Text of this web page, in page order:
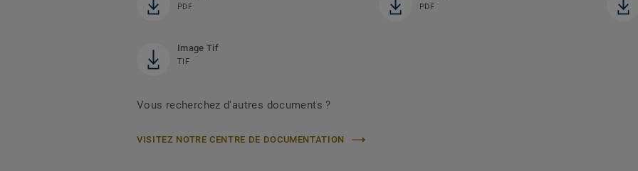
PDF PDF
Image Tif
TIF
Vous recherchez d'autres documents ?
VISITEZ NOTRE CENTRE DE DOCUMENTATION